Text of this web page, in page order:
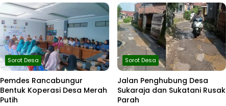
Tetap Dibangun
Sorot Desa
Pemdes Rancabungur
Bentuk Koperasi Desa Merah
Putih
Sorot Desa
Jalan Penghubung Desa
Sukaraja dan Sukatani Rusak
Parah